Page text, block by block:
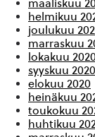
maaliskuu
helmikuu
joulukuu
marraskuu
lokakuu
syyskuu 2020
elokuu 2020
heinäkuu
toukokuu
huhtikuu